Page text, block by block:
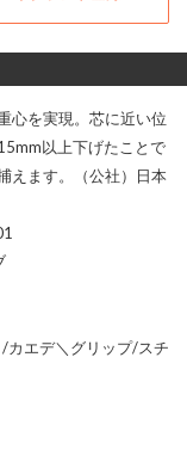
心を実現。芯に近い位
以上下げたことで
えます。（公社）日本
カエデ＼グリップ/スチ